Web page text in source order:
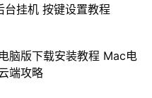
台挂机 按键设置教程
脑版下载安装教程 Mac电
端攻略